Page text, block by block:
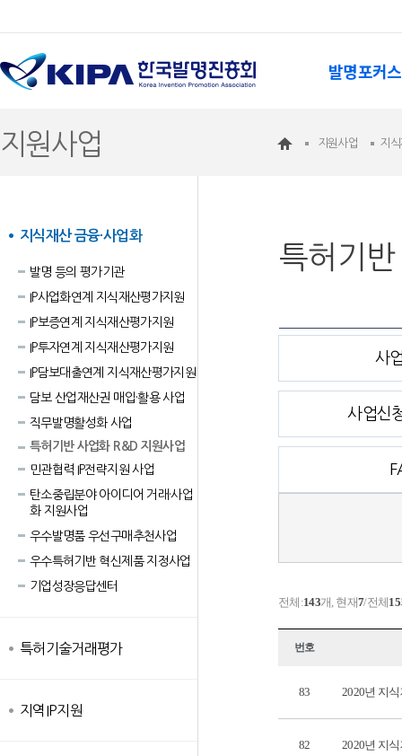
발명포커스
지원사업 지원사업 지
지식재산 금융·사업화
발명 등의 평가기관
IP사업화연계 지식재산평가지원
IP보증연계 지식재산평가지원
IP투자연계 지식재산평가지원
IP담보대출연계 지식재산평가지원
담보 산업재산권 매입·활용 사업
직무발명활성화 사업
특허기반 사업화 R&D 지원사업
민관협력 IP전략지원 사업
탄소중립분야 아이디어 거래·사업
화 지원사업
우수발명품 우선구매추천사업
우수특허기반 혁신제품 지정사업
기업성장응답센터
특허기술거래평가
지역IP지원
특허기
사
사업신
전체:143개, 현재7/전체15
번호
83 2020년 지
82 2020년 지